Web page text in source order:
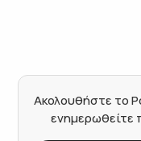
Ακολουθήστε το
ενημερωθείτε